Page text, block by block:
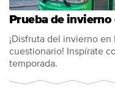
Prueba de
¡Disfruta del invierno
cuestionario! Inspírate
temporada.